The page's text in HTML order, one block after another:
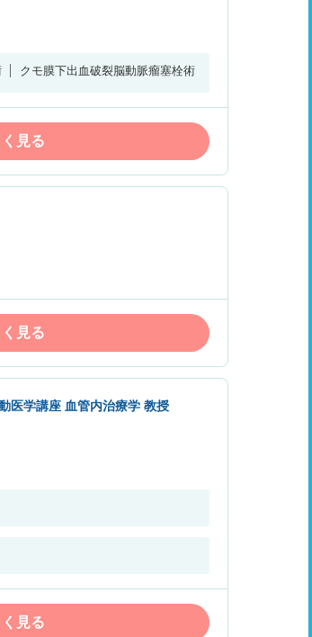
クモ膜下出血破裂脳動脈瘤塞栓術
見る
見る
医学講座 血管内治療学 教授
見る